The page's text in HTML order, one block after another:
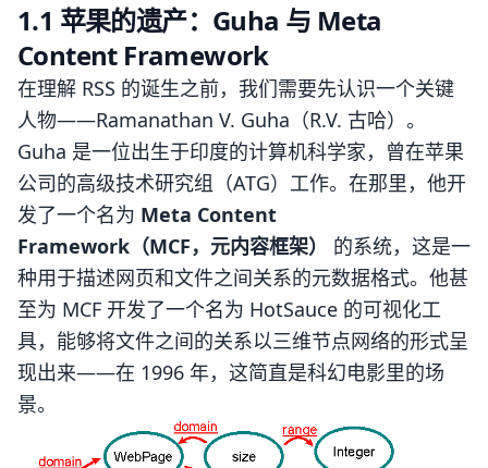
1.1 苹果的遗产：Guha 与 Meta
Content Framework
在理解 RSS 的诞生之前，我们需要先认识一个关键
人物——Ramanathan V. Guha（R.V. 古哈）。
Guha 是一位出生于印度的计算机科学家，曾在苹果
公司的高级技术研究组（ATG）工作。在那里，他开
发了一个名为 Meta Content
Framework（MCF，元内容框架）
的系统，这是一
种用于描述网页和文件之间关系的元数据格式。他甚
至为 MCF 开发了一个名为 HotSauce 的可视化工
具，能够将文件之间的关系以三维节点网络的形式呈
现出来——在 1996 年，这简直是科幻电影里的场
景。